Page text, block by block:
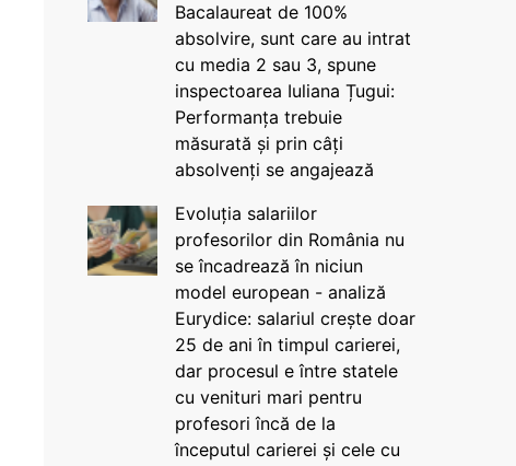
Bacalaureat de 100%
absolvire, sunt care au intrat
cu media 2 sau 3, spune
inspectoarea Iuliana Țugui:
Performanța trebuie
măsurată și prin câți
absolvenți se angajează
Evoluția salariilor
profesorilor din România nu
se încadrează în niciun
model european - analiză
Eurydice: salariul crește doar
25 de ani în timpul carierei,
dar procesul e între statele
cu venituri mari pentru
profesori încă de la
începutul carierei și cele cu